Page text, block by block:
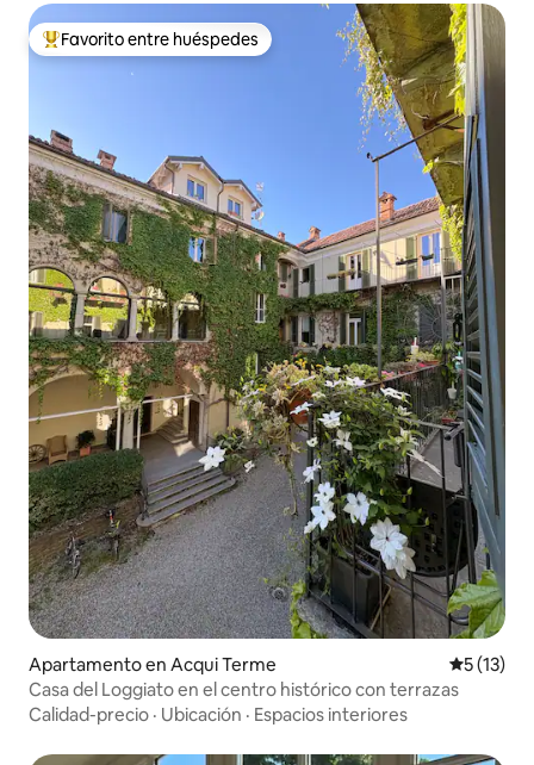
Favorito entre huéspedes preferido
Favorito entre huéspedes
Apartamento en Acqui Terme
5 (13)
Casa del Loggiato en el centro histórico con terrazas
Calidad-precio · Ubicación · Espacios interiores